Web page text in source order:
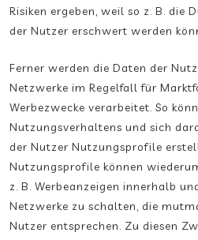
Risiken ergeben, weil so z. B. die
der Nutzer erschwert werden
Ferner werden die Daten der
Netzwerke im Regelfall für
Werbezwecke verarbeitet. So
Nutzungsverhaltens und sich
der Nutzer Nutzungsprofile
Nutzungsprofile können
z. B. Werbeanzeigen innerhalb
Netzwerke zu schalten, die
Nutzer entsprechen. Zu diesen